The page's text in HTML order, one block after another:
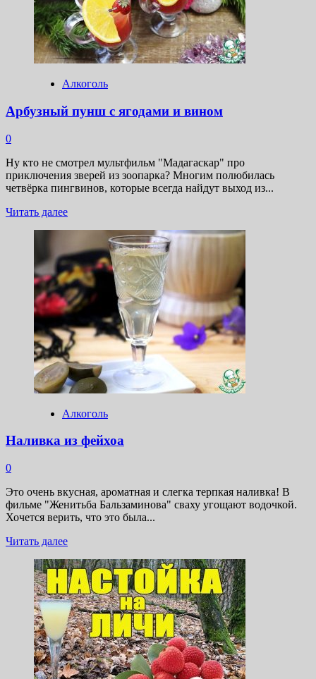
Алкоголь
Арбузный пунш с ягодами и вином
0
Ну кто не смотрел мультфильм "Мадагаскар" про
приключения зверей из зоопарка? Многим полюбилась
четвёрка пингвинов, которые всегда найдут выход из...
Читать далееПрочитать
Арбузный
пунш
с
ягодами
и
вином
Алкоголь
Наливка из фейхоа
0
Это очень вкусная, ароматная и слегка терпкая наливка! В
фильме "Женитьба Бальзаминова" сваху угощают водочкой.
Хочется верить, что это была...
Читать далееПрочитать
о
Наливка
из
фейхоа